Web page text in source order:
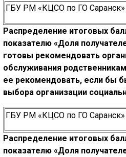
ГБУ РМ «КЦСО по ГО Саранск»
Распределение итоговых
показателю «Доля
готовы рекомендовать
обслуживания
ее рекомендовать, если бы
выбора организации
ГБУ РМ «КЦСО по ГО Саранск»
Распределение итоговых
показателю «Доля